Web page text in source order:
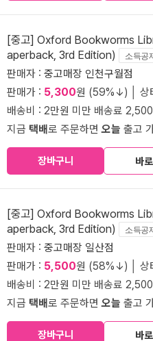
[중고] Oxford Bookworms
aperback, 3rd Edition)
소득공
판매자 : 중고매장 인천구월점
판매가 : 5,300원 (59%↓) │ 상
배송비 : 2만원 미만 배송료
지금 택배로 주문하면오늘 출고
장바구니 바
[중고] Oxford Bookworms
aperback, 3rd Edition)
소득공
판매자 : 중고매장 일산점
판매가 : 5,500원 (58%↓) │ 상
배송비 : 2만원 미만 배송료
지금 택배로 주문하면오늘 출고
장바구니 바